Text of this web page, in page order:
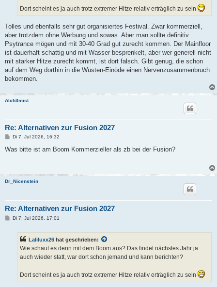
Dort scheint es ja auch trotz extremer Hitze relativ erträglich zu sein
Tolles und ebenfalls sehr gut organisiertes Festival. Zwar kommerziell,
aber trotzdem ohne Werbung und sowas. Aber man sollte definitiv
Psytrance mögen und mit 30-40 Grad gut zurecht kommen. Der Mainfloor
ist dauerhaft schattig und mit Wasser besprenkelt, aber wer generell nicht
mit starker Hitze zurecht kommt, ist dort falsch. Gibt genug, die schon
auf dem Weg dorthin in die Wüsten-Einöde einen Nervenzusammenbruch
bekommen.
Alch3mist
Re: Alternativen zur Fusion 2027
B
i
Di 7. Jul 2026, 16:32
Was bitte ist am Boom Kommerzieller als zb bei der Fusion?
Dr_Nicenstein
Re: Alternativen zur Fusion 2027
BDi 7. Jul 2026, 17:01
Laliluxx26 hat geschrieben:
Wie schaut es denn mit dem Boom aus? Das findet nächstes Jahr ja
auch wieder statt, war dort schon jemand und kann berichten?
Dort scheint es ja auch trotz extremer Hitze relativ erträglich zu sein